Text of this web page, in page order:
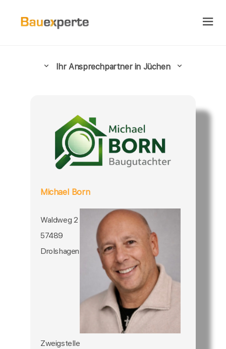
Ihr Ansprechpartner in Jüchen
Michael Born
Waldweg 2
57489
Drolshagen
Zweigstelle